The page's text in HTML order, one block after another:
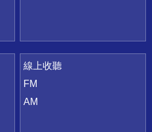
線上收聽
FM
AM